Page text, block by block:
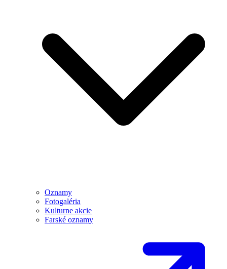
Oznamy
Fotogaléria
Kulturne akcie
Farské oznamy